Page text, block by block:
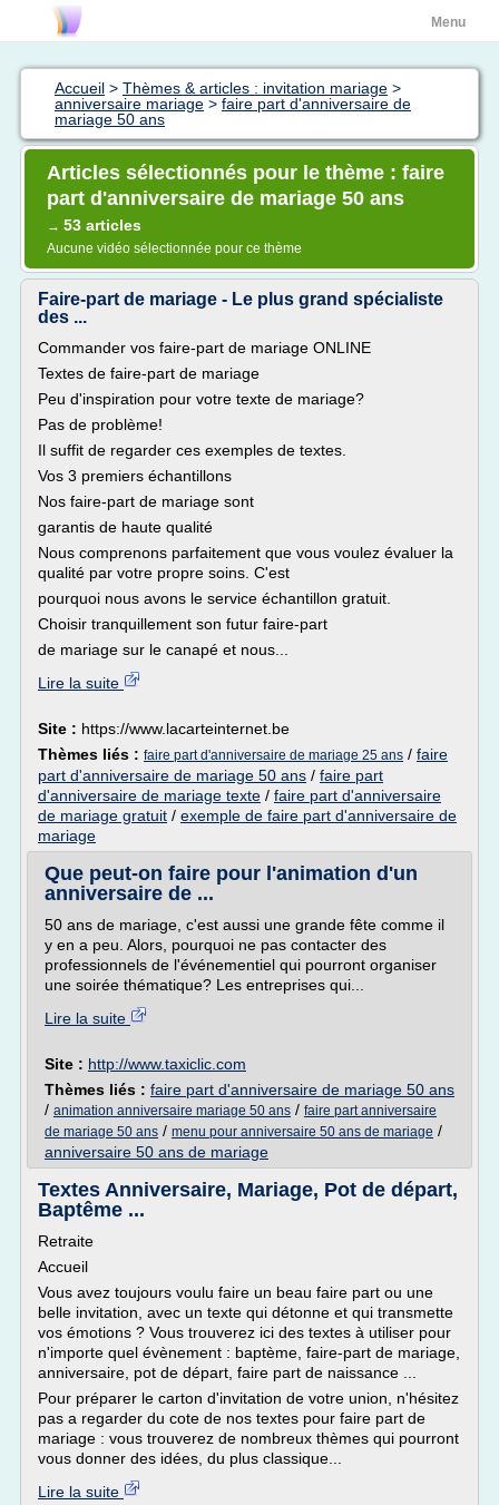
Menu
Accueil > Thèmes & articles : invitation mariage >
anniversaire mariage > faire part d'anniversaire de
mariage 50 ans
Articles sélectionnés pour le thème : faire
part d'anniversaire de mariage 50 ans
→ 53 articles
Aucune vidéo sélectionnée pour ce thème
Faire-part de mariage - Le plus grand spécialiste
des ...
Commander vos faire-part de mariage ONLINE
Textes de faire-part de mariage
Peu d'inspiration pour votre texte de mariage?
Pas de problème!
Il suffit de regarder ces exemples de textes.
Vos 3 premiers échantillons
Nos faire-part de mariage sont
garantis de haute qualité
Nous comprenons parfaitement que vous voulez évaluer la
qualité par votre propre soins. C'est
pourquoi nous avons le service échantillon gratuit.
Choisir tranquillement son futur faire-part
de mariage sur le canapé et nous...
Lire la suite
Site : https://www.lacarteinternet.be
Thèmes liés : faire part d'anniversaire de mariage 25 ans / faire
part d'anniversaire de mariage 50 ans / faire part
d'anniversaire de mariage texte / faire part d'anniversaire
de mariage gratuit / exemple de faire part d'anniversaire de
mariage
Que peut-on faire pour l'animation d'un
anniversaire de ...
50 ans de mariage, c'est aussi une grande fête comme il
y en a peu. Alors, pourquoi ne pas contacter des
professionnels de l'événementiel qui pourront organiser
une soirée thématique? Les entreprises qui...
Lire la suite
Site : http://www.taxiclic.com
Thèmes liés : faire part d'anniversaire de mariage 50 ans
/ animation anniversaire mariage 50 ans / faire part anniversaire
de mariage 50 ans / menu pour anniversaire 50 ans de mariage /
anniversaire 50 ans de mariage
Textes Anniversaire, Mariage, Pot de départ,
Baptême ...
Retraite
Accueil
Vous avez toujours voulu faire un beau faire part ou une
belle invitation, avec un texte qui détonne et qui transmette
vos émotions ? Vous trouverez ici des textes à utiliser pour
n'importe quel évènement : baptème, faire-part de mariage,
anniversaire, pot de départ, faire part de naissance ...
Pour préparer le carton d'invitation de votre union, n'hésitez
pas a regarder du cote de nos textes pour faire part de
mariage : vous trouverez de nombreux thèmes qui pourront
vous donner des idées, du plus classique...
Lire la suite